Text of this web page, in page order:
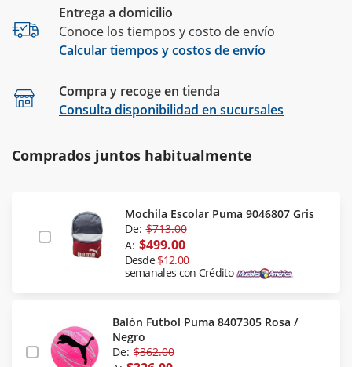
Entrega a domicilio
Conoce los tiempos y costo de envío
Calcular tiempos y costos de envío
Compra y recoge en tienda
Consulta disponibilidad en sucursales
Comprados juntos habitualmente
Mochila Escolar Puma 9046807 Gris
De: $713.00
A: $499.00
Desde$12.00
semanales con Crédito
Balón Futbol Puma 8407305 Rosa /
Negro
De: $362.00